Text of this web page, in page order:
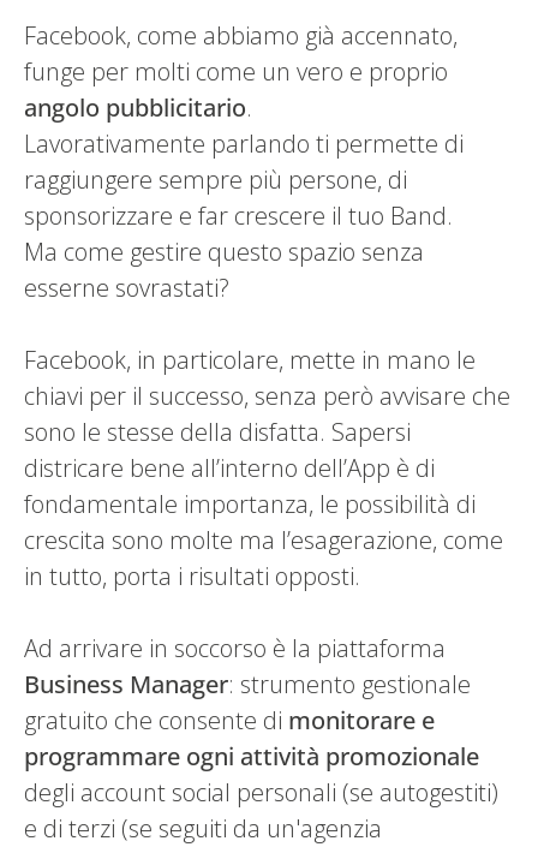
Facebook, come abbiamo già accennato,
funge per molti come un vero e proprio
angolo pubblicitario.
Lavorativamente parlando ti permette di
raggiungere sempre più persone, di
sponsorizzare e far crescere il tuo Band.
Ma come gestire questo spazio senza
esserne sovrastati?
Facebook, in particolare, mette in mano le
chiavi per il successo, senza però avvisare che
sono le stesse della disfatta. Sapersi
districare bene all’interno dell’App è di
fondamentale importanza, le possibilità di
crescita sono molte ma l’esagerazione, come
in tutto, porta i risultati opposti.
Ad arrivare in soccorso è la piattaforma
Business Manager: strumento gestionale
gratuito che consente di monitorare e
programmare ogni attività promozionale
degli account social personali (se autogestiti)
e di terzi (se seguiti da un'agenzia